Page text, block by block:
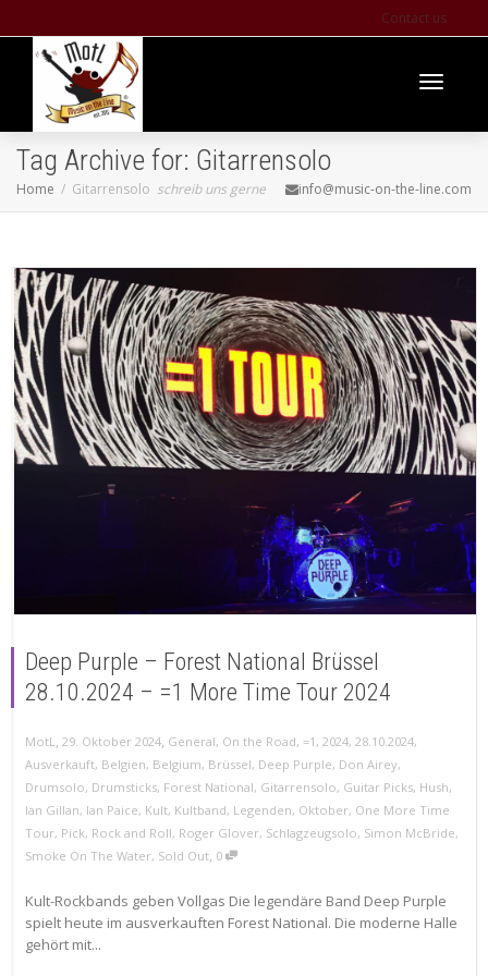
Contact us
Tag Archive for: Gitarrensolo
Home Gitarrensolo schreib uns gerne info@music-on-the-line.com
Deep Purple – Forest National Brüssel
28.10.2024 – =1 More Time Tour 2024
MotL, 29. Oktober 2024, General, On the Road, =1 , 2024, 28.10.2024,
Ausverkauft, Belgien, Belgium, Brüssel, Deep Purple, Don Airey,
Drumsolo, Drumsticks, Forest National, Gitarrensolo, Guitar Picks, Hush,
Ian Gillan, Ian Paice, Kult, Kultband, Legenden, Oktober, One More Time
Tour, Pick, Rock and Roll, Roger Glover, Schlagzeugsolo, Simon McBride,
Smoke On The Water, Sold Out, 0
Kult-Rockbands geben Vollgas Die legendäre Band Deep Purple
spielt heute im ausverkauften Forest National. Die moderne Halle
gehört mit...